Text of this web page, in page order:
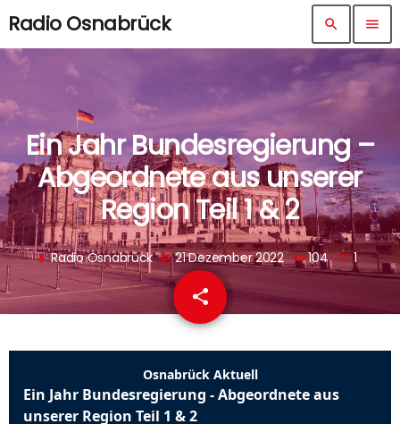
Radio Osnabrück search menu
Ein Jahr Bundesregierung –
Abgeordnete aus unserer
Region Teil 1 & 2
mic Radio Osnabrück today 21 Dezember 2022 104 1
share
email